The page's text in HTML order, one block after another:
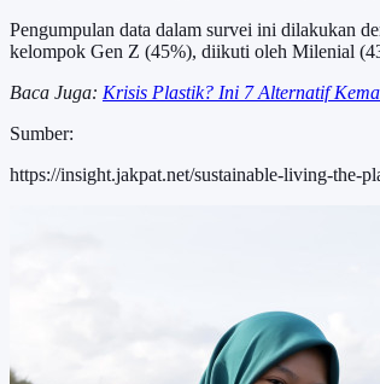
Pengumpulan data dalam survei ini dilakukan
kelompok Gen Z (45%), diikuti oleh Milenial
Baca Juga: Krisis Plastik? Ini 7 Alternatif
Sumber:
https://insight.jakpat.net/sustainable-living-the-